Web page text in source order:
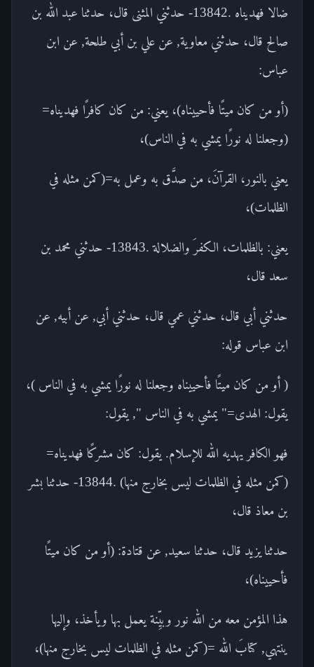
ضالا فهديناه .13842- حدثني المثنى قال، حدثنا عبد الله بن
صالح قال، حدثني معاوية, عن علي بن أبي طلحة, عن ابن
عباس:
(أو من كان ميتًا فأحييناه)، يعني: من كان كافرًا فهديناه=
(وجعلنا له نورًا يمشي به في الناس)،
يعني بالنور، القرآنَ، من صدَّق به وعمل به=(كمن مثله في
الظلمات)،
يعني: بالظلمات، الكفرَ والضلالة .13843- حدثني محمد بن
سعد قال،
حدثني أبي قال، حدثني عمي قال، حدثني أبي, عن أبيه, عن
ابن عباس قوله:
( أو من كان ميتًا فأحييناه وجعلنا له نورًا يمشي به في الناس )،
يقول: الهدى=" يمشي به في الناس ", يقول:
فهو الكافر يهديه الله للإسلام. يقول: كان مشركًا فهديناه=
(كمن مثله في الظلمات ليس بخارج منها) .13844- حدثنا بشر
بن معاذ قال،
حدثنا يزيد قال، حدثنا سعيد, عن قتادة: (أو من كان ميتًا
فأحييناه)،
هذا المؤمن معه من الله نور وبيِّنة يعمل بها ويأخذ، وإليها
ينتهي, كتابَ الله =(كمن مثله في الظلمات ليس بخارج منها)،